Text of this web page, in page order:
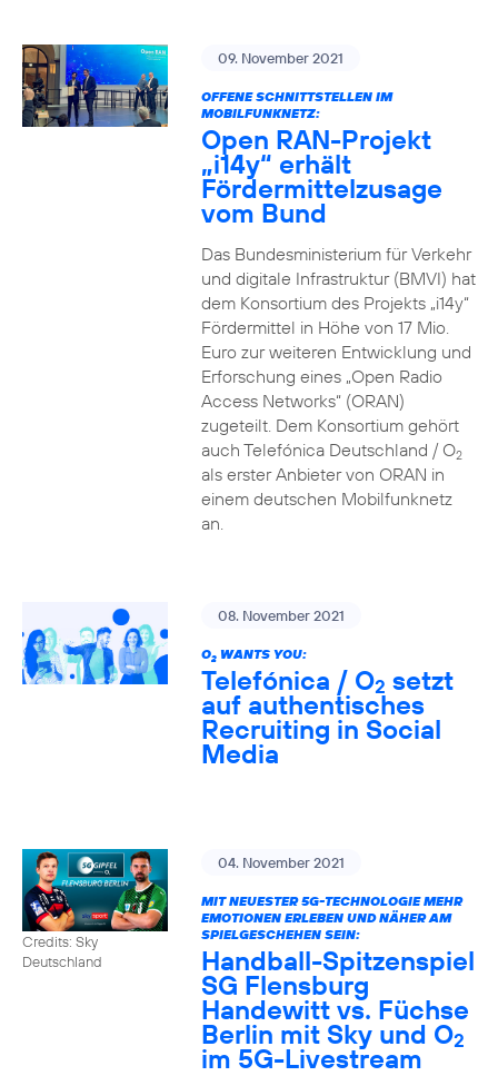
09. November 2021
OFFENE SCHNITTSTELLEN IM
MOBILFUNKNETZ:
Open RAN-Projekt
„i14y“ erhält
Fördermittelzusage
vom Bund
Das Bundesministerium für Verkehr
und digitale Infrastruktur (BMVI) hat
dem Konsortium des Projekts „i14y“
Fördermittel in Höhe von 17 Mio.
Euro zur weiteren Entwicklung und
Erforschung eines „Open Radio
Access Networks“ (ORAN)
zugeteilt. Dem Konsortium gehört
auch Telefónica Deutschland / O2
als erster Anbieter von ORAN in
einem deutschen Mobilfunknetz
an.
08. November 2021
O2WANTS YOU:
Telefónica / O2 setzt
auf authentisches
Recruiting in Social
Media
Credits: Sky
Deutschland
04. November 2021
MIT NEUESTER 5G-TECHNOLOGIE MEHR
EMOTIONEN ERLEBEN UND NÄHER AM
SPIELGESCHEHEN SEIN:
Handball-Spitzenspiel
SG Flensburg
Handewitt vs. Füchse
Berlin mit Sky und O2
im 5G-Livestream